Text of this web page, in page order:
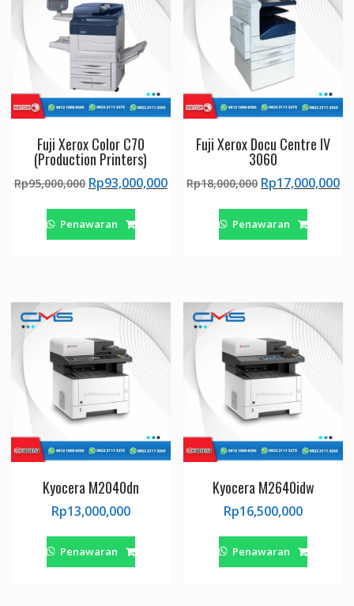
Fuji Xerox Color C70
(Production Printers)
Rp95,000,000 Harga
adalah:
Rp95,000,000.
Rp93,000,000Harga
Penawaran
Fuji Xerox Docu Centre IV
3060
Rp18,000,000 Harga
adalah:
Rp18,000,000.
Rp17,000,000
Penawaran
Kyocera M2040dn
Rp13,000,000
Penawaran
Kyocera M2640idw
Rp16,500,000
Penawaran